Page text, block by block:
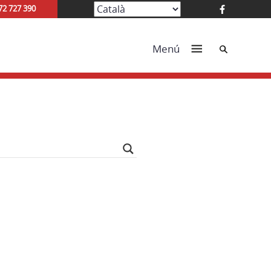
727 390
Menú Cerca